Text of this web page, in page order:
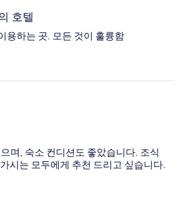
호텔
용하는 곳. 모든 것이 훌륭함
며, 숙소 컨디션도 좋았습니다. 조식
시는 모두에게 추천 드리고 싶습니다.